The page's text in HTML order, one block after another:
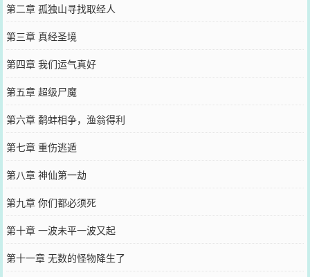
第二章 孤独山寻找取经人
第三章 真经圣境
第四章 我们运气真好
第五章 超级尸魔
第六章 鹬蚌相争，渔翁得利
第七章 重伤逃遁
第八章 神仙第一劫
第九章 你们都必须死
第十章 一波未平一波又起
第十一章 无数的怪物降生了